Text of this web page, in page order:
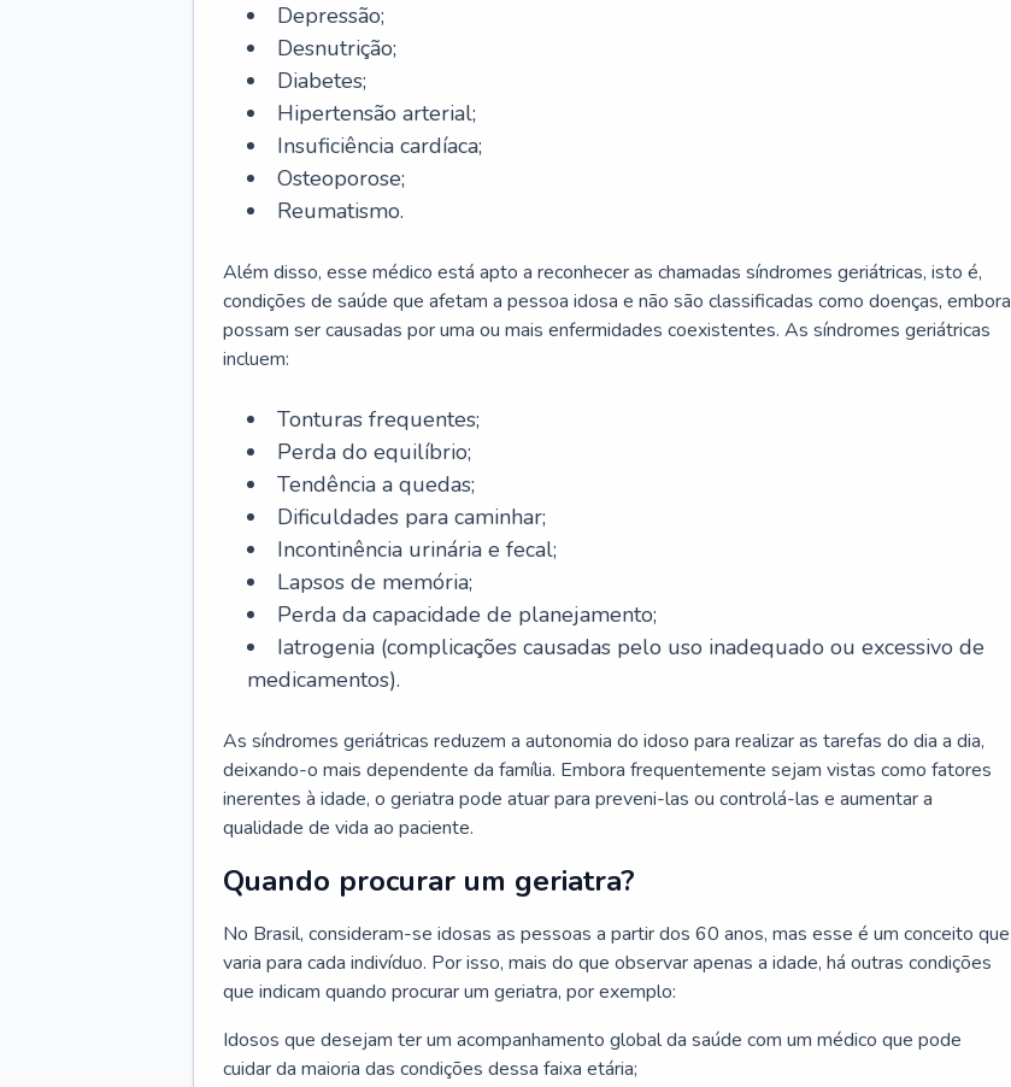
Depressão;
Desnutrição;
Diabetes;
Hipertensão arterial;
Insuficiência cardíaca;
Osteoporose;
Reumatismo.
Além disso, esse médico está apto a reconhecer as chamadas síndromes geriátricas, isto é,
condições de saúde que afetam a pessoa idosa e não são classificadas como doenças, embora
possam ser causadas por uma ou mais enfermidades coexistentes. As síndromes geriátricas
incluem:
Tonturas frequentes;
Perda do equilíbrio;
Tendência a quedas;
Dificuldades para caminhar;
Incontinência urinária e fecal;
Lapsos de memória;
Perda da capacidade de planejamento;
Iatrogenia (complicações causadas pelo uso inadequado ou excessivo de
medicamentos).
As síndromes geriátricas reduzem a autonomia do idoso para realizar as tarefas do dia a dia,
deixando-o mais dependente da família. Embora frequentemente sejam vistas como fatores
inerentes à idade, o geriatra pode atuar para preveni-las ou controlá-las e aumentar a
qualidade de vida ao paciente.
Quando procurar um geriatra?
No Brasil, consideram-se idosas as pessoas a partir dos 60 anos, mas esse é um conceito que
varia para cada indivíduo. Por isso, mais do que observar apenas a idade, há outras condições
que indicam quando procurar um geriatra, por exemplo:
Idosos que desejam ter um acompanhamento global da saúde com um médico que pode
cuidar da maioria das condições dessa faixa etária;